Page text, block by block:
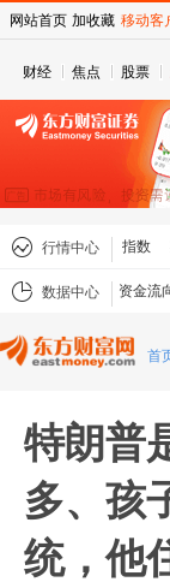
财经 焦点 股票
行情中心 指数
数据中心 资金流
首
特朗普
多、孩
统，他
网站首页 加收藏 移动客